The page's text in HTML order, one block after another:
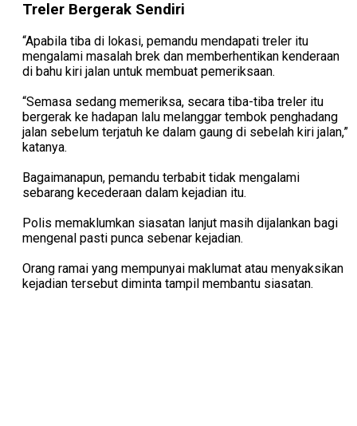
Treler Bergerak Sendiri
“Apabila tiba di lokasi, pemandu mendapati treler itu
mengalami masalah brek dan memberhentikan kenderaan
di bahu kiri jalan untuk membuat pemeriksaan.
“Semasa sedang memeriksa, secara tiba-tiba treler itu
bergerak ke hadapan lalu melanggar tembok penghadang
jalan sebelum terjatuh ke dalam gaung di sebelah kiri jalan,”
katanya.
Bagaimanapun, pemandu terbabit tidak mengalami
sebarang kecederaan dalam kejadian itu.
Polis memaklumkan siasatan lanjut masih dijalankan bagi
mengenal pasti punca sebenar kejadian.
Orang ramai yang mempunyai maklumat atau menyaksikan
kejadian tersebut diminta tampil membantu siasatan.